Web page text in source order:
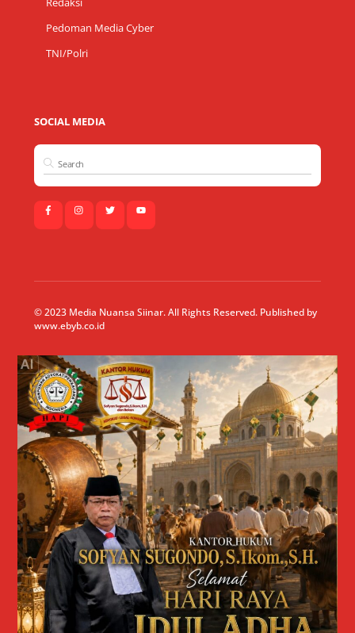
Redaksi
Pedoman Media Cyber
TNI/Polri
SOCIAL MEDIA
© 2023 Media Nuansa Siinar. All Rights Reserved. Published by
www.ebyb.co.id